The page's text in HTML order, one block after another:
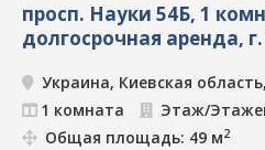
просп. Науки 54Б, 1
долгосрочная аренда,
Украина, Киевская
1 комната
Этаж/
Общая площадь: 49 м2